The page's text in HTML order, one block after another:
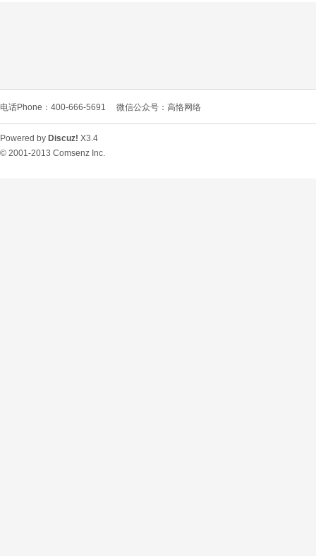
L
电话Phone：400-666-5691 微信公众号：高恪网络
Powered by Discuz! X3.4
© 2001-2013 Comsenz Inc.